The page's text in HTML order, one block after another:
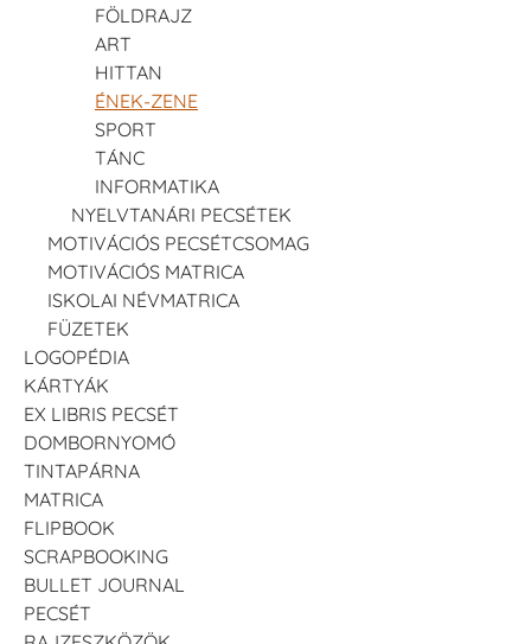
FÖLDRAJZ
ART
HITTAN
ÉNEK-ZENE
SPORT
TÁNC
INFORMATIKA
NYELVTANÁRI PECSÉTEK
MOTIVÁCIÓS PECSÉTCSOMAG
MOTIVÁCIÓS MATRICA
ISKOLAI NÉVMATRICA
FÜZETEK
LOGOPÉDIA
KÁRTYÁK
EX LIBRIS PECSÉT
DOMBORNYOMÓ
TINTAPÁRNA
MATRICA
FLIPBOOK
SCRAPBOOKING
BULLET JOURNAL
PECSÉT